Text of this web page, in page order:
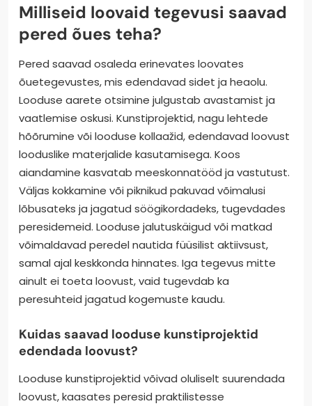
Milliseid loovaid tegevusi saavad
pered õues teha?
Pered saavad osaleda erinevates loovates
õuetegevustes, mis edendavad sidet ja heaolu.
Looduse aarete otsimine julgustab avastamist ja
vaatlemise oskusi. Kunstiprojektid, nagu lehtede
hõõrumine või looduse kollaažid, edendavad loovust
looduslike materjalide kasutamisega. Koos
aiandamine kasvatab meeskonnatööd ja vastutust.
Väljas kokkamine või piknikud pakuvad võimalusi
lõbusateks ja jagatud söögikordadeks, tugevdades
peresidemeid. Looduse jalutuskäigud või matkad
võimaldavad peredel nautida füüsilist aktiivsust,
samal ajal keskkonda hinnates. Iga tegevus mitte
ainult ei toeta loovust, vaid tugevdab ka
peresuhteid jagatud kogemuste kaudu.
Kuidas saavad looduse kunstiprojektid
edendada loovust?
Looduse kunstiprojektid võivad oluliselt suurendada
loovust, kaasates peresid praktilistesse